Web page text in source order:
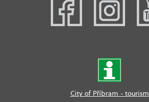
City of Příbram - tourism